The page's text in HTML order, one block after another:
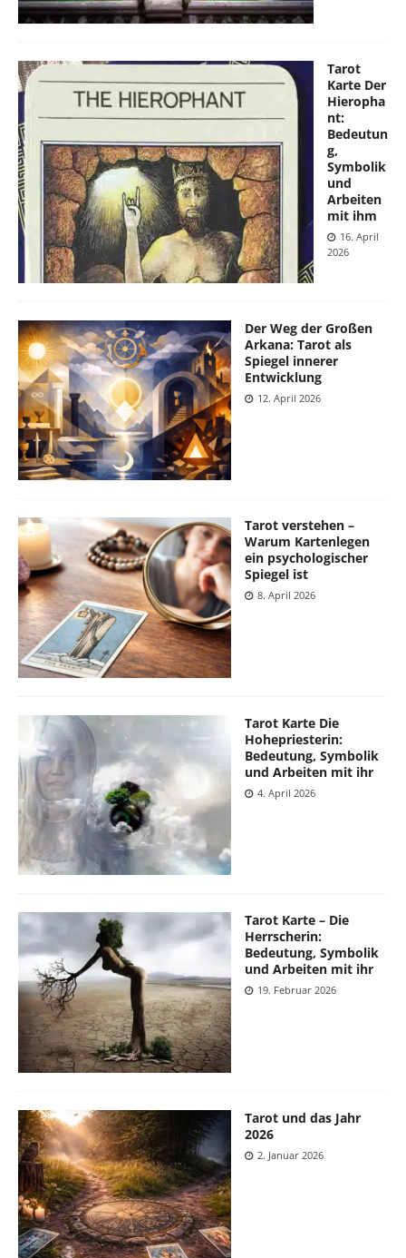
Tarot
Karte Der
Hieropha
nt:
Bedeutun
g,
Symbolik
und
Arbeiten
mit ihm
16. April
2026
Der Weg der Großen
Arkana: Tarot als
Spiegel innerer
Entwicklung
12. April 2026
Tarot verstehen –
Warum Kartenlegen
ein psychologischer
Spiegel ist
8. April 2026
Tarot Karte Die
Hohepriesterin:
Bedeutung, Symbolik
und Arbeiten mit ihr
4. April 2026
Tarot Karte – Die
Herrscherin:
Bedeutung, Symbolik
und Arbeiten mit ihr
19. Februar 2026
Tarot und das Jahr
2026
2. Januar 2026